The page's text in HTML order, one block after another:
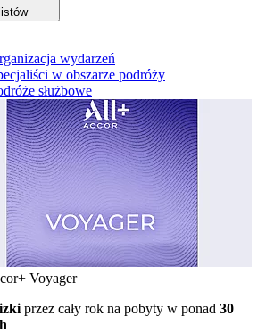
wydarzeń
w obszarze podróży
służbowe
Voyager
przez cały rok na pobyty w ponad 30